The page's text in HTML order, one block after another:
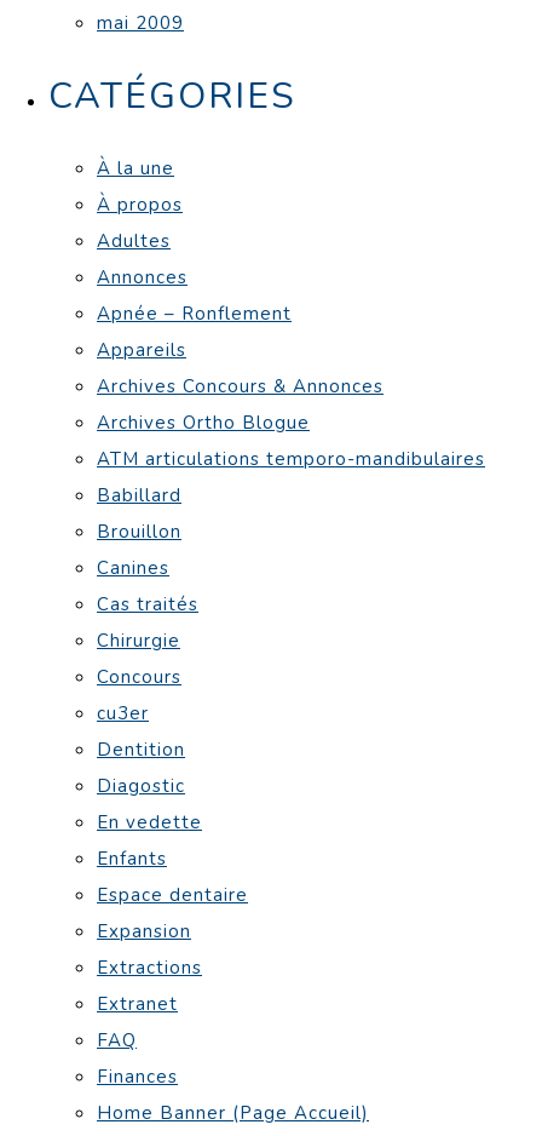
mai 2009
CATÉGORIES
À la une
À propos
Adultes
Annonces
Apnée – Ronflement
Appareils
Archives Concours & Annonces
Archives Ortho Blogue
ATM articulations temporo-mandibulaires
Babillard
Brouillon
Canines
Cas traités
Chirurgie
Concours
cu3er
Dentition
Diagostic
En vedette
Enfants
Espace dentaire
Expansion
Extractions
Extranet
FAQ
Finances
Home Banner (Page Accueil)